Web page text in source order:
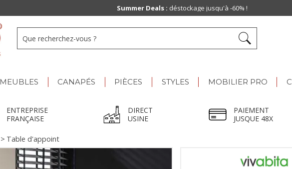
MEUBLES CANAPÉS PIÈCES STYLES MOBILIER PRO
ENTREPRISE
FRANÇAISE
DIRECT
USINE
PAIEMENT
JUSQUE 48X
> Table d'appoint
Summer Deals : déstockage jusqu'à -60% !